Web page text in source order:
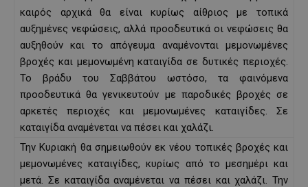
καιρός αρχικά θα είναι κυρίως αίθριος με τοπικά
αυξημένες νεφώσεις, αλλά προοδευτικά οι νεφώσεις θα
αυξηθούν και το απόγευμα αναμένονται μεμονωμένες
βροχές και μεμονωμένη καταιγίδα σε δυτικές περιοχές.
Το βράδυ του Σαββάτου ωστόσο, τα φαινόμενα
προοδευτικά θα γενικευτούν με παροδικές βροχές σε
αρκετές περιοχές και μεμονωμένες καταιγίδες. Σε
καταιγίδα αναμένεται να πέσει και χαλάζι.
Την Κυριακή θα σημειωθούν εκ νέου τοπικές βροχές και
μεμονωμένες καταιγίδες, κυρίως από το μεσημέρι και
μετά. Σε καταιγίδα αναμένεται να πέσει και χαλάζι. Την